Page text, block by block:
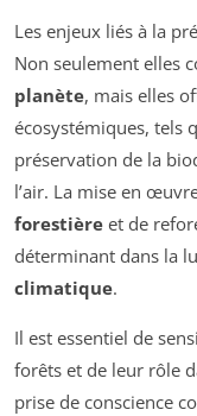
Les enjeux liés à la
Non seulement elles
planète, mais elles
écosystémiques, tels
préservation de la
l’air. La mise en
forestière et de
déterminant dans la
climatique.
Il est essentiel de
forêts et de leur rôle
prise de conscience